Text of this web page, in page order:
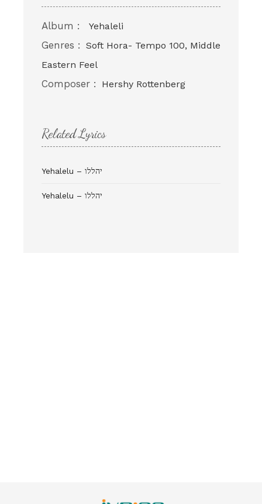
Album : Yehaleli
Genres : Soft Hora- Tempo 100, Middle
Eastern Feel
Composer : Hershy Rottenberg
Related Lyrics
Yehalelu – יהללו
Yehalelu – יהללו